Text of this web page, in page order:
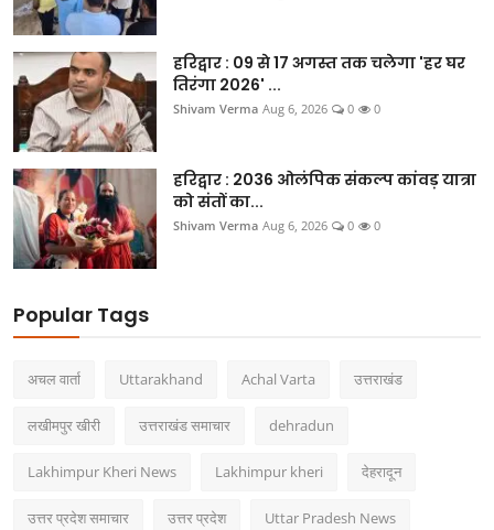
हरिद्वार : 09 से 17 अगस्त तक चलेगा 'हर घर
तिरंगा 2026' ...
Shivam Verma Aug 6, 2026 0 0
हरिद्वार : 2036 ओलंपिक संकल्प कांवड़ यात्रा
को संतों का...
Shivam Verma Aug 6, 2026 0 0
Popular Tags
अचल वार्ता Uttarakhand Achal Varta उत्तराखंड
लखीमपुर खीरी उत्तराखंड समाचार dehradun
Lakhimpur Kheri News Lakhimpur kheri देहरादून
उत्तर प्रदेश समाचार उत्तर प्रदेश Uttar Pradesh News